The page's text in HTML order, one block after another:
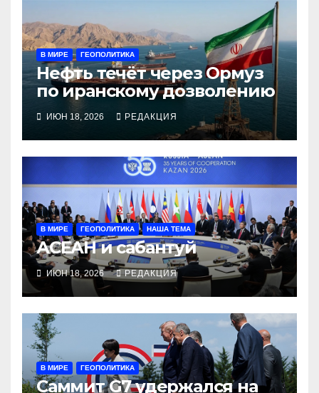
В МИРЕ ГЕОПОЛИТИКА
Нефть течёт через Ормуз
по иранскому дозволению
ИЮН 18, 2026 РЕДАКЦИЯ
В МИРЕ ГЕОПОЛИТИКА НАША ТЕМА
АСЕАН и сабантуй
ИЮН 18, 2026 РЕДАКЦИЯ
В МИРЕ ГЕОПОЛИТИКА
Саммит G7 удержался на